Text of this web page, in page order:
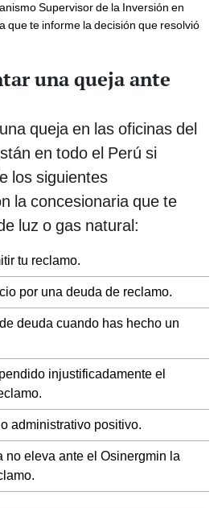
Supervisor de la Inversión en
que te informe la decisión que resolvió
una queja ante
queja en las oficinas del
en todo el Perú si
los siguientes
la concesionaria que te
luz o gas natural:
tu reclamo.
por una deuda de reclamo.
deuda cuando has hecho un
injustificadamente el
administrativo positivo.
no eleva ante el Osinergmin la